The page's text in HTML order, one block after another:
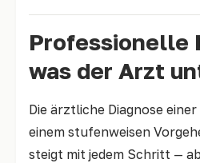
Professionelle
was der Arzt
Die ärztliche Diagnose
einem stufenweisen
steigt mit jedem Schritt —